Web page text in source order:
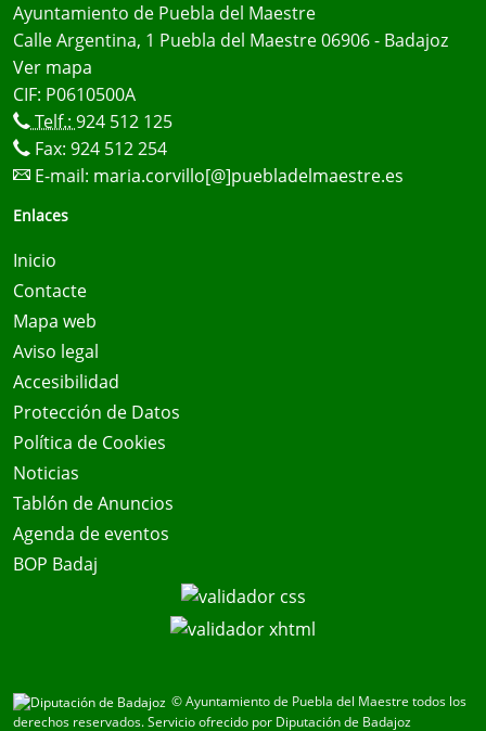
Ayuntamiento de Puebla del Maestre
Calle Argentina, 1 Puebla del Maestre 06906 - Badajoz
Ver mapa
CIF: P0610500A
Telf.: 924 512 125
Fax: 924 512 254
E-mail: maria.corvillo[@]puebladelmaestre.es
Enlaces
Inicio
Contacte
Mapa web
Aviso legal
Accesibilidad
Protección de Datos
Política de Cookies
Noticias
Tablón de Anuncios
Agenda de eventos
BOP Badaj
© Ayuntamiento de Puebla del Maestre todos los
derechos reservados.Servicio ofrecido por Diputación de Badajoz